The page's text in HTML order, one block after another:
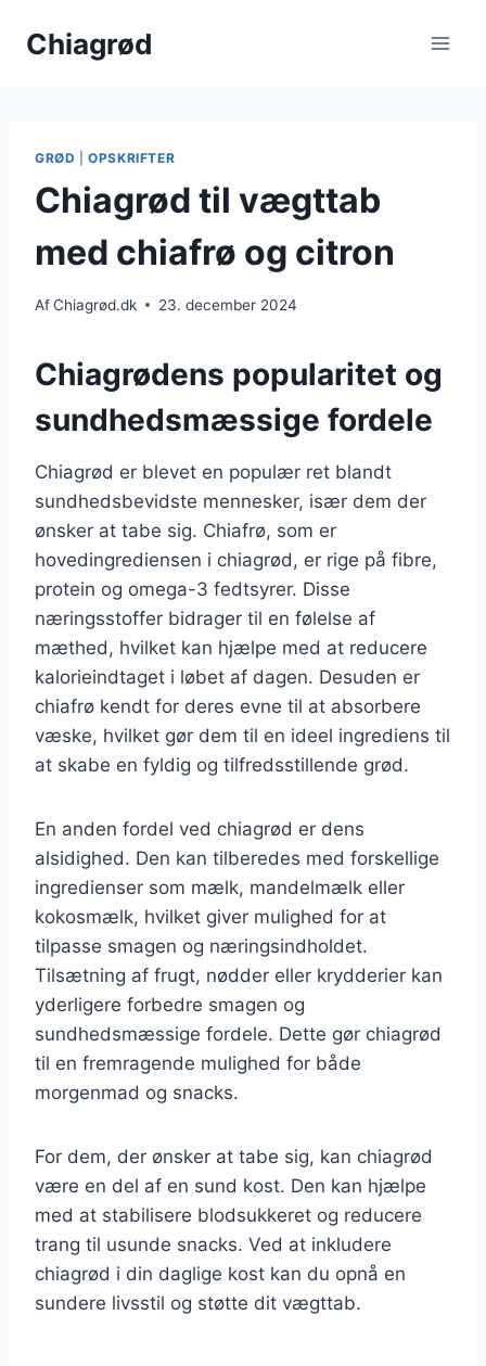
Chiagrød
GRØD |OPSKRIFTER
Chiagrød til vægttab
med chiafrø og citron
AfChiagrød.dk 23. december 2024
Chiagrødens popularitet og
sundhedsmæssige fordele
Chiagrød er blevet en populær ret blandt
sundhedsbevidste mennesker, især dem der
ønsker at tabe sig. Chiafrø, som er
hovedingrediensen i chiagrød, er rige på fibre,
protein og omega-3 fedtsyrer. Disse
næringsstoffer bidrager til en følelse af
mæthed, hvilket kan hjælpe med at reducere
kalorieindtaget i løbet af dagen. Desuden er
chiafrø kendt for deres evne til at absorbere
væske, hvilket gør dem til en ideel ingrediens til
at skabe en fyldig og tilfredsstillende grød.
En anden fordel ved chiagrød er dens
alsidighed. Den kan tilberedes med forskellige
ingredienser som mælk, mandelmælk eller
kokosmælk, hvilket giver mulighed for at
tilpasse smagen og næringsindholdet.
Tilsætning af frugt, nødder eller krydderier kan
yderligere forbedre smagen og
sundhedsmæssige fordele. Dette gør chiagrød
til en fremragende mulighed for både
morgenmad og snacks.
For dem, der ønsker at tabe sig, kan chiagrød
være en del af en sund kost. Den kan hjælpe
med at stabilisere blodsukkeret og reducere
trang til usunde snacks. Ved at inkludere
chiagrød i din daglige kost kan du opnå en
sundere livsstil og støtte dit vægttab.